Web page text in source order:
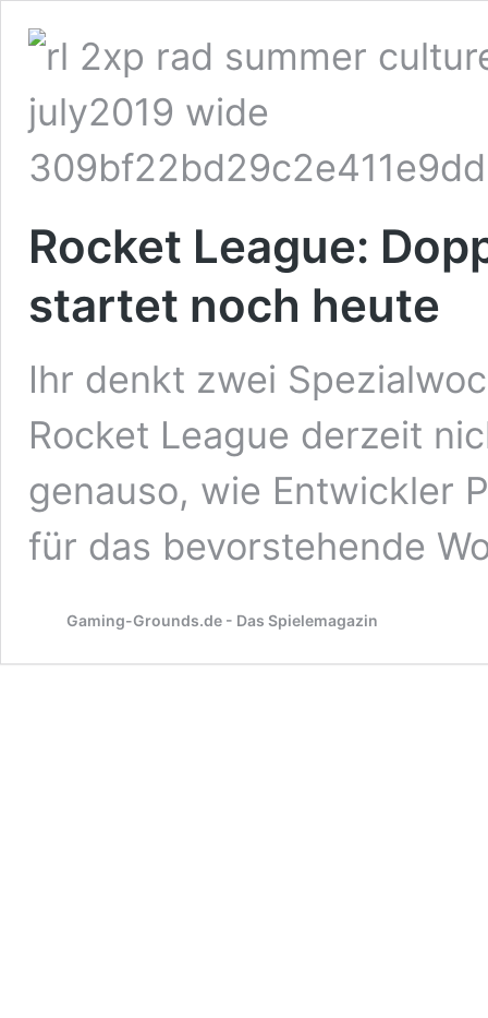
Rocket League:
startet noch heute
Ihr denkt zwei
Rocket League derzeit
genauso, wie Entwickler
für das bevorstehende
Gaming-Grounds.de - Das Spielemagazin